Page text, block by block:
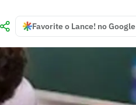
Favorite o Lance! no Google